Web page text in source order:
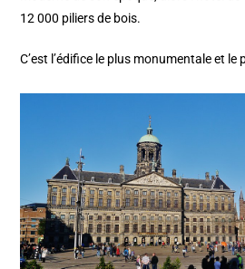
12 000 piliers de bois.
C’est l’édifice le plus monumentale et